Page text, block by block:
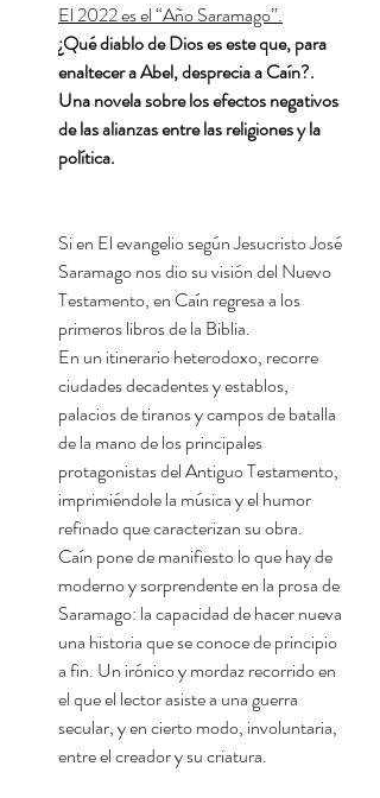
El 2022 es el “Año Saramago”.
¿Qué diablo de Dios es este que, para
enaltecer a Abel, desprecia a Caín?.
Una novela sobre los efectos negativos
de las alianzas entre las religiones y la
política.
Si en El evangelio según Jesucristo José
Saramago nos dio su visión del Nuevo
Testamento, en Caín regresa a los
primeros libros de la Biblia.
En un itinerario heterodoxo, recorre
ciudades decadentes y establos,
palacios de tiranos y campos de batalla
de la mano de los principales
protagonistas del Antiguo Testamento,
imprimiéndole la música y el humor
refinado que caracterizan su obra.
Caín pone de manifiesto lo que hay de
moderno y sorprendente en la prosa de
Saramago: la capacidad de hacer nueva
una historia que se conoce de principio
a fin. Un irónico y mordaz recorrido en
el que el lector asiste a una guerra
secular, y en cierto modo, involuntaria,
entre el creador y su criatura.